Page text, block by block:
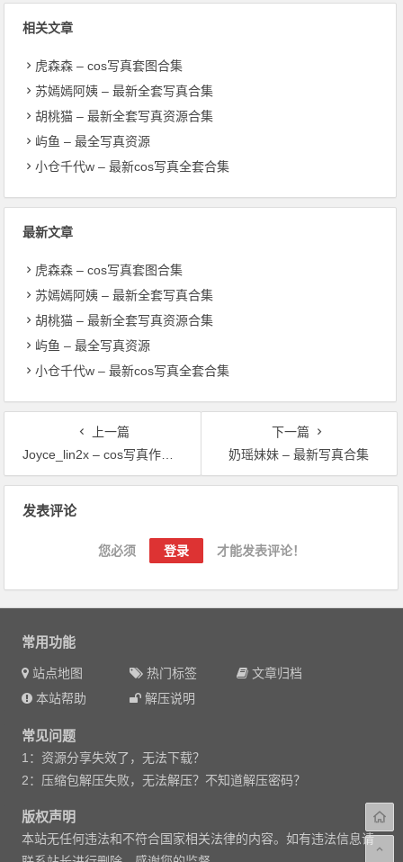
相关文章
虎森森 – cos写真套图合集
苏嫣嫣阿姨 – 最新全套写真合集
胡桃猫 – 最新全套写真资源合集
屿鱼 – 最全写真资源
小仓千代w – 最新cos写真全套合集
最新文章
虎森森 – cos写真套图合集
苏嫣嫣阿姨 – 最新全套写真合集
胡桃猫 – 最新全套写真资源合集
屿鱼 – 最全写真资源
小仓千代w – 最新cos写真全套合集
上一篇
Joyce_lin2x – cos写真作品合集
下一篇
奶瑶妹妹 – 最新写真合集
发表评论
您必须 登录 才能发表评论！
常用功能
站点地图 热门标签
文章归档
本站帮助
解压说明
常见问题
1：资源分享失效了，无法下载？
2：压缩包解压失败，无法解压？不知道解压密码？
版权声明
本站无任何违法和不符合国家相关法律的内容。如有违法信息请